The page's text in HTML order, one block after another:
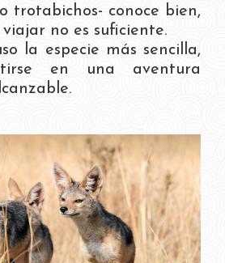
trotabichos- conoce bien,
viajar no es suficiente.
la especie más sencilla,
en una aventura